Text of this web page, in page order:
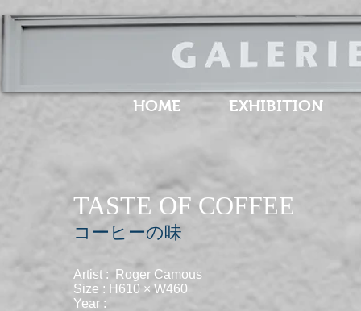
HOME EXHIBITION
TASTE OF COFFEE
​コーヒーの味
Artist : Roger Camous
Size : H610 × W460
Year :